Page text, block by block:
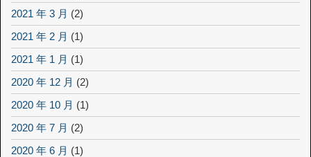
2021 年 3 月 (2)
2021 年 2 月 (1)
2021 年 1 月 (1)
2020 年 12 月 (2)
2020 年 10 月 (1)
2020 年 7 月 (2)
2020 年 6 月 (1)